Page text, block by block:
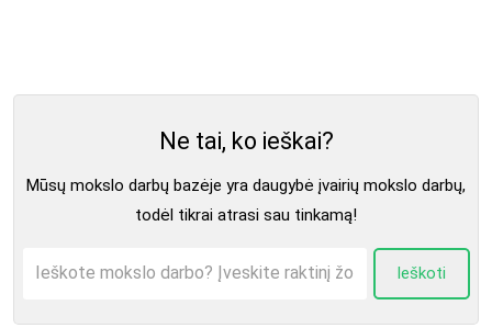
Ne tai, ko ieškai?
Mūsų mokslo darbų bazėje yra daugybė įvairių mokslo darbų,
todėl tikrai atrasi sau tinkamą!
Ieškoti